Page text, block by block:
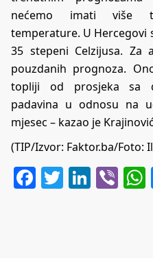
nećemo imati više
temperature. U Hercegovi
35 stepeni Celzijusa. Za
pouzdanih prognoza.
topliji od prosjeka sa
padavina u odnosu na
mjesec – kazao je
(TIP/Izvor: Faktor.ba/Foto:
Facebook
Twitter